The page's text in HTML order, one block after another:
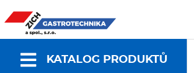
KATALOG PRODUKTŮ